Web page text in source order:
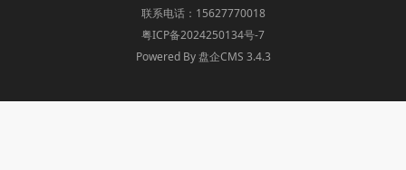
联系电话：15627770018
粤ICP备2024250134号-7
Powered By 盘企CMS 3.4.3
盘企CMS